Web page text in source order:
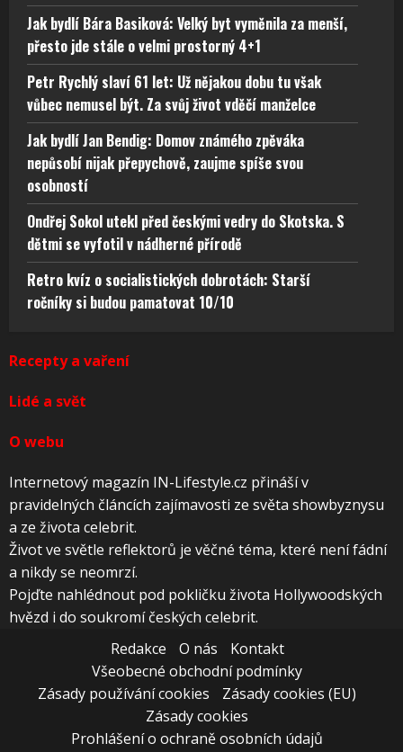
Jak bydlí Bára Basiková: Velký byt vyměnila za menší,
přesto jde stále o velmi prostorný 4+1
Petr Rychlý slaví 61 let: Už nějakou dobu tu však
vůbec nemusel být. Za svůj život vděčí manželce
Jak bydlí Jan Bendig: Domov známého zpěváka
nepůsobí nijak přepychově, zaujme spíše svou
osobností
Ondřej Sokol utekl před českými vedry do Skotska. S
dětmi se vyfotil v nádherné přírodě
Retro kvíz o socialistických dobrotách: Starší
ročníky si budou pamatovat 10/10
Recepty a vaření
Lidé a svět
O webu
Internetový magazín IN-Lifestyle.cz přináší v
pravidelných článcích zajímavosti ze světa showbyznysu
a ze života celebrit.
Život ve světle reflektorů je věčné téma, které není fádní
a nikdy se neomrzí.
Pojďte nahlédnout pod pokličku života Hollywoodských
hvězd i do soukromí českých celebrit.
Redakce
O nás
Kontakt
Všeobecné obchodní podmínky
Zásady používání cookies
Zásady cookies (EU)
Zásady cookies
Prohlášení o ochraně osobních údajů